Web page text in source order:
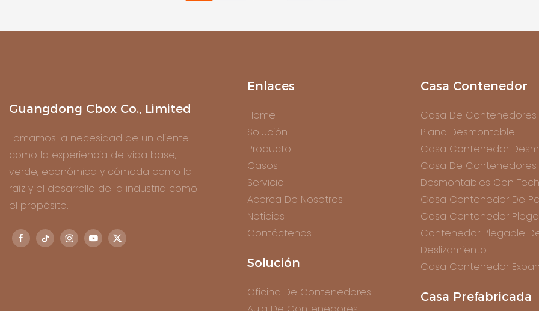
Guangdong Cbox Co., Limited
Tomamos la necesidad de un cliente
como la experiencia de vida base,
verde, económica y cómoda como la
raíz y el desarrollo de la industria como
el propósito.
Enlaces
Home
Solución
Producto
Casos
Servicio
Acerca De Nosotros
Noticias
Contáctenos
Solución
Oficina De Contenedores
Casa Contenedor
Casa De
Plano Desmontable
Casa Contenedor
Casa De Contenedores
Desmontables Con
Casa Contenedor De
Casa Contenedor
Contenedor Plegable
Deslizamiento
Casa Contenedor
Casa Prefabricada